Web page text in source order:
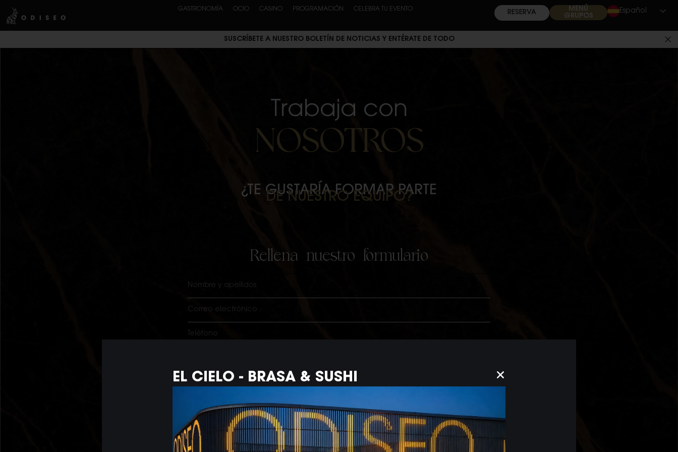
GASTRONOMÍA OCIO CASINO PROGRAMACIÓN CELEBRA TU EVENTO RESERVA
MENÚ
GRUPOS
Español
SUSCRÍBETE A NUESTRO BOLETÍN DE NOTICIAS Y ENTÉRATE DE TODO
Trabaja con
NOSOTROS
¿TE GUSTARÍA FORMAR PARTE
DE NUESTRO EQUIPO?
Rellena nuestro formulario
Dpto. de Atención al Cliente
Casino
Dpto. Artístico
EL CIELO - BRASA & SUSHI